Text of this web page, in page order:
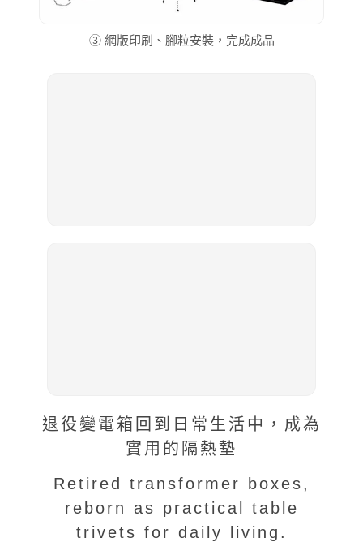
③ 網版印刷、腳粒安裝，完成成品
退役變電箱回到日常生活中，成為
實用的隔熱墊
Retired transformer boxes,
reborn as practical table
trivets for daily living.